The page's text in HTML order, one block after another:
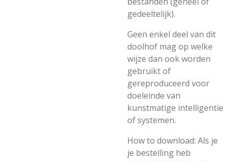
gedeeltelijk).
Geen enkel deel van dit
doolhof mag op welke
wijze dan ook worden
gebruikt of
gereproduceerd voor
doeleinde van
kunstmatige intelligentie
of systemen.
How to download: Als je
je bestelling heb